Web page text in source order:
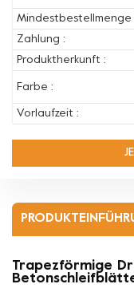
Mindestbestellmenge
Zahlung :
Produktherkunft :
Farbe :
Vorlaufzeit :
Trapezförmige